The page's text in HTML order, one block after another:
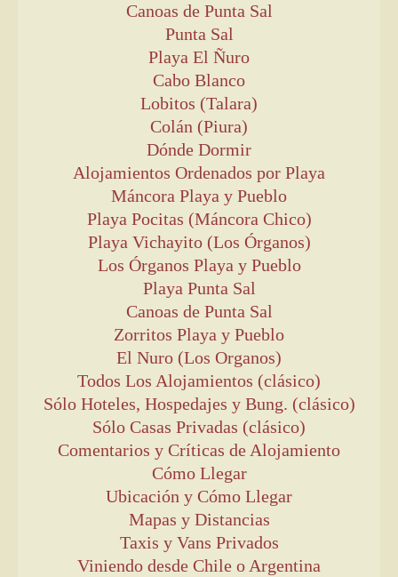
Canoas de Punta Sal
Punta Sal
Playa El Ñuro
Cabo Blanco
Lobitos (Talara)
Colán (Piura)
Dónde Dormir
Alojamientos Ordenados por Playa
Máncora Playa y Pueblo
Playa Pocitas (Máncora Chico)
Playa Vichayito (Los Órganos)
Los Órganos Playa y Pueblo
Playa Punta Sal
Canoas de Punta Sal
Zorritos Playa y Pueblo
El Nuro (Los Organos)
Todos Los Alojamientos (clásico)
Sólo Hoteles, Hospedajes y Bung. (clásico)
Sólo Casas Privadas (clásico)
Comentarios y Críticas de Alojamiento
Cómo Llegar
Ubicación y Cómo Llegar
Mapas y Distancias
Taxis y Vans Privados
Viniendo desde Chile o Argentina